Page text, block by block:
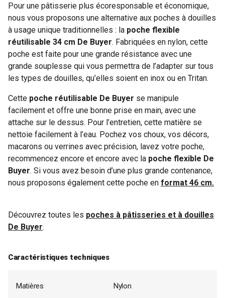
Pour une pâtisserie plus écoresponsable et économique,
nous vous proposons une alternative aux poches à douilles
à usage unique traditionnelles : la poche flexible
réutilisable 34 cm De Buyer. Fabriquées en nylon, cette
poche est faite pour une grande résistance avec une
grande souplesse qui vous permettra de l’adapter sur tous
les types de douilles, qu’elles soient en inox ou en Tritan.
Cette poche réutilisable De Buyer se manipule
facilement et offre une bonne prise en main, avec une
attache sur le dessus. Pour l’entretien, cette matière se
nettoie facilement à l’eau. Pochez vos choux, vos décors,
macarons ou verrines avec précision, lavez votre poche,
recommencez encore et encore avec la poche flexible De
Buyer. Si vous avez besoin d’une plus grande contenance,
nous proposons également cette poche en format 46 cm.
Découvrez toutes les poches à pâtisseries et à douilles
De Buyer.
Caractéristiques techniques
Matières Nylon